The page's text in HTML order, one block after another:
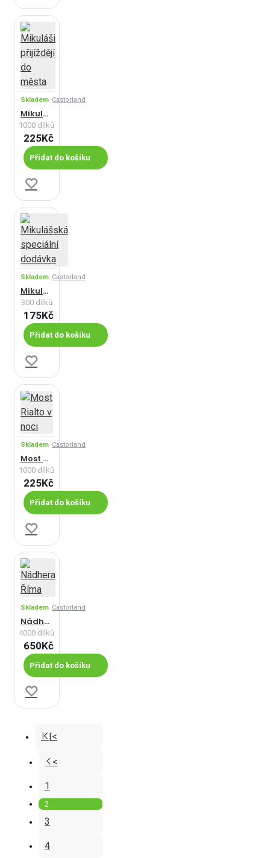
Skladem Castorland
Mikuláši přijíždějí do města
1000 dílků
225Kč
Přidat do košíku
Skladem Castorland
Mikulášská speciální dodávka
300 dílků
175Kč
Přidat do košíku
Skladem Castorland
Most Rialto v noci
1000 dílků
225Kč
Přidat do košíku
Skladem Castorland
Nádhera Říma
4000 dílků
650Kč
Přidat do košíku
|<
<
1
2
3
4